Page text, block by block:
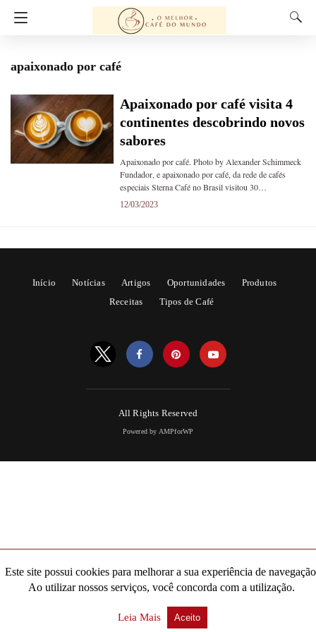
apaixonado por café
Apaixonado por café visita 4
continentes descobrindo novos
sabores
Apaixonado por café. Photo by Alexander Schimmeck
Fundador, e apaixonado por café, da rede de cafés
especiais Sterna Café no Brasil visitou 30…
12/03/2023
Início Notícias Artigos Oportunidades
Produtos
Receitas
Tipos de Café
All Rights Reserved
Powered by AMPforWP
Este site possui cookies para melhorar a sua experiência de
Ao utilizar nossos serviços, você concorda com a utilização.
Leia Mais Aceito